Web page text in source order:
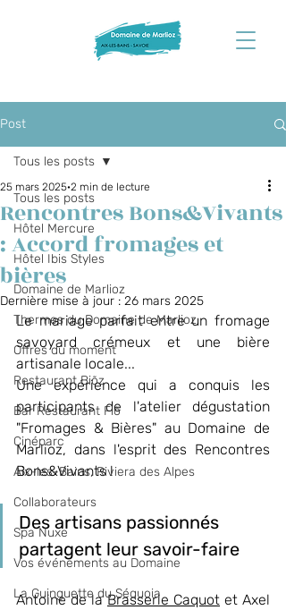
Post
Tous les posts
Hôtel Mercure
Hôtel Ibis Styles
Domaine de Marlioz
Thermes du Domaine de Marlioz
Offres du moment
Restaurant Biõz
Bar Restaurant Flõ
Cinéparc
Aix-les-Bains, Riviera des Alpes
Collaborateurs
Spa Nuxe
Vos événements au Domaine
La Guinguette du Séquoia
Tous les posts
Rencontres Bons&Vivants
: Accord fromages et
bières
25 mars 2025 2 min de lecture
Dernière mise à jour : 26 mars 2025
Le mariage parfait entre un fromage
savoyard crémeux et une bière
artisanale locale...
Une expérience qui a conquis les
participants de l'atelier dégustation
"Fromages & Bières" au Domaine de
Marlioz, dans l'esprit des Rencontres
Bons&Vivants !
Des artisans passionnés
partagent leur savoir-faire
Antoine de la Brasserie Caquot et Axel